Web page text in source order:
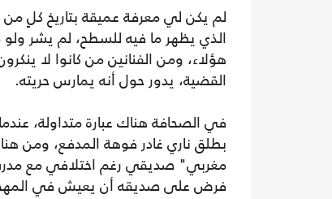
لم يكن لي معرفة عميقة بتاريخ كلٍ من
الذي يظهر ما فيه للسطح، لم يشر ولو
هؤلاء، ومن الفنانين من كانوا لا
القضية، يدور حول أنه يمارس حريته.
في الصحافة هناك عبارة متداولة،
بطلق ناري غادر فوهة المدفع، ومن
مغربي" صديقي رغم اختلافي مع
فرض على صديقه أن يعيش في